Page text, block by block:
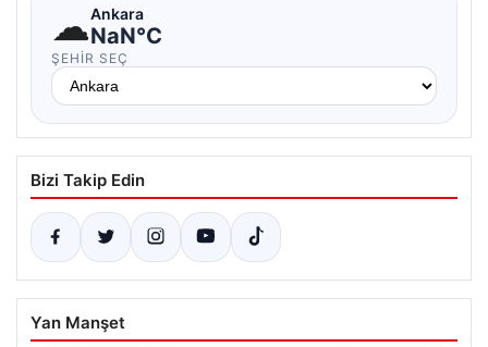
☁Ankara
NaN°C
ŞEHIR SEÇ
Bizi Takip Edin
Yan Manşet